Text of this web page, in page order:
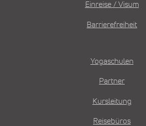
Einreise / Visum
Barrierefreiheit
Yogaschulen
Partner
Kursleitung
Reisebüros